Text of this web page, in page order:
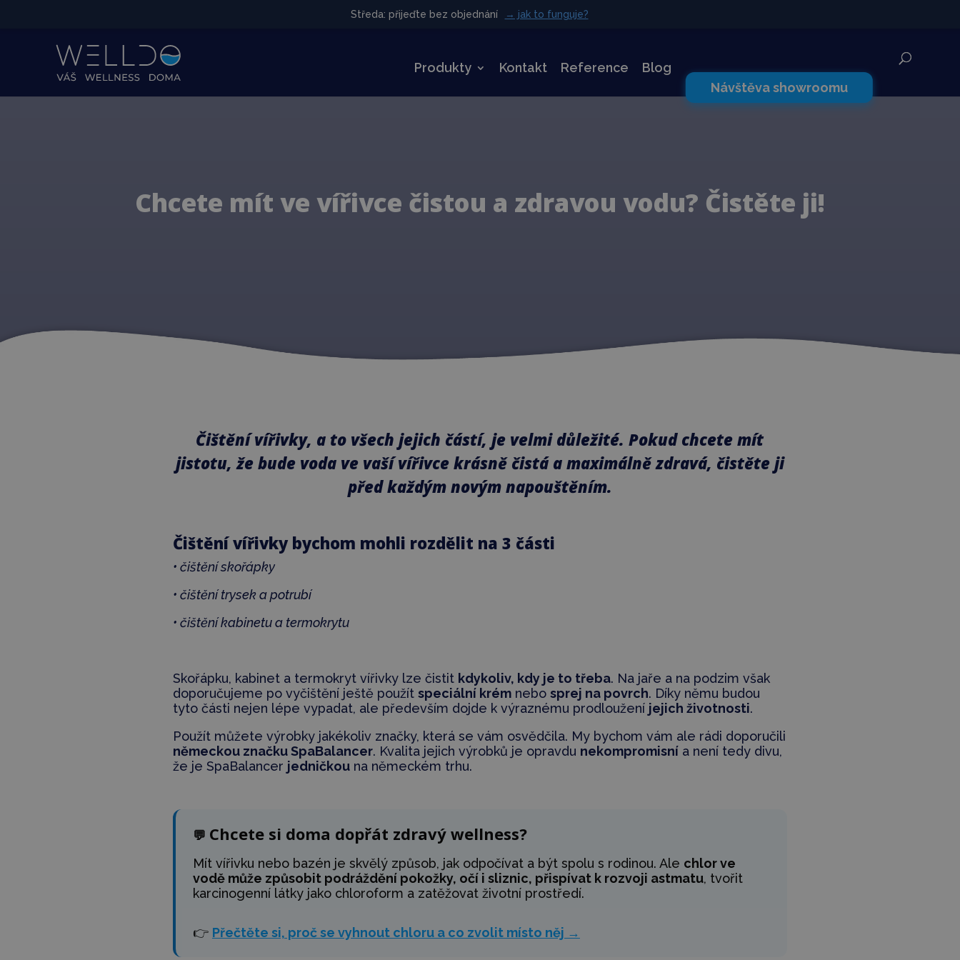
Produkty Kontakt Reference
Blog
Návštěva showroomu
Chcete mít ve vířivce čistou a zdravou vodu? Čistěte ji!
Čištění vířivky, a to všech jejich částí, je velmi důležité. Pokud chcete mít
jistotu, že bude voda ve vaší vířivce krásně čistá a maximálně zdravá, čistěte ji
před každým novým napouštěním.
Čištění vířivky bychom mohli rozdělit na 3 části
• čištění skořápky
• čištění trysek a potrubí
• čištění kabinetu a termokrytu
Skořápku, kabinet a termokryt vířivky lze čistit kdykoliv, kdy je to třeba. Na jaře a na podzim však
doporučujeme po vyčištění ještě použít speciální krémnebo sprej na povrch. Díky němu budou
tyto části nejen lépe vypadat, ale především dojde k výraznému prodloužení jejich životnosti.
Použít můžete výrobky jakékoliv značky, která se vám osvědčila. My bychom vám ale rádi doporučili
německou značku SpaBalancer. Kvalita jejich výrobků je opravdu nekompromisnía není tedy divu,
že je SpaBalancer jedničkouna německém trhu.
💬 Chcete si doma dopřát zdravý wellness?
Mít vířivku nebo bazén je skvělý způsob, jak odpočívat a být spolu s rodinou. Ale chlor ve
vodě může způsobit podráždění pokožky, očí i sliznic, přispívat k rozvoji astmatu, tvořit
karcinogenní látky jako chloroform a zatěžovat životní prostředí.
👉 Přečtěte si, proč se vyhnout chloru a co zvolit místo něj →
Středa: přijeďte bez objednání → jak to funguje?
Středa: přijeďte bez objednání → jak to funguje?